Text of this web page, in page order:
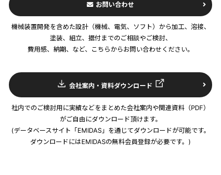
お問い合わせ
機械装置開発を含めた設計（機械、電気、ソフト）から加工、溶接、
塗装、組立、据付までのご相談やご検討、
費用感、納期、など、こちらからお問い合わせください。
会社案内・資料ダウンロード
社内でのご検討用に実績などをまとめた会社案内や関連資料（PDF）
がご自由にダウンロード頂けます。
(データベースサイト「EMIDAS」を通じてダウンロードが可能です。
ダウンロードにはEMIDASの無料会員登録が必要です。)